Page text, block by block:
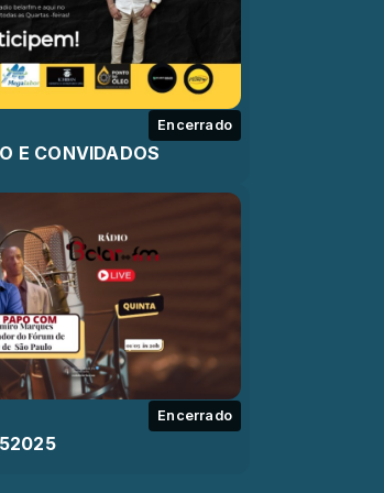
Encerrado
E CONVIDADOS
Encerrado